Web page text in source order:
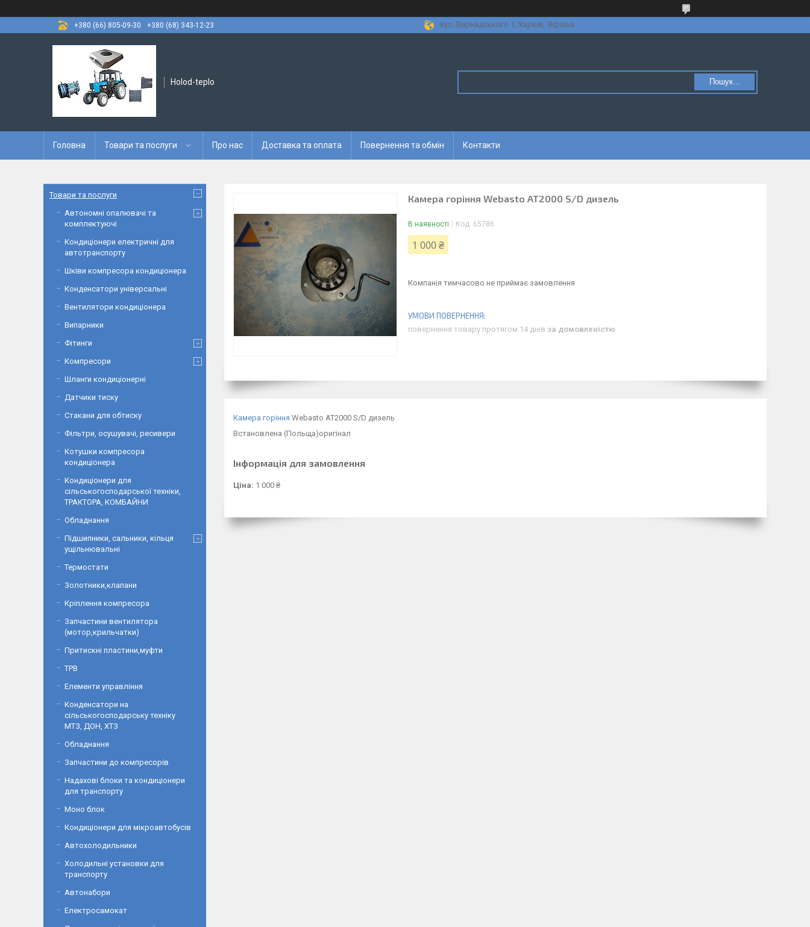
+380 (66) 805-09-30 +380 (68) 343-12-23 вул. Вернадського 1, Харків, Україна
Holod-teplo Пошук...
Головна Товари та послуги Про нас Доставка та оплата Повернення та обмін Контакти
Камера горіння Webasto AT2000 S/D дизель
В наявності Код: 65786
1 000 ₴
Компанія тимчасово не приймає замовлення
повернення товару протягом 14 днів за домовленістю
Камера горіння Webasto AT2000 S/D дизель
Встановлена (Польща)оригінал
Інформація для замовлення
Ціна: 1 000 ₴
Товари та послуги
Автономні опалювачі та
комплектуючі
Кондиціонери електричні для
автотранспорту
Шківи компресора кондиціонера
Конденсатори універсальні
Вентилятори кондиціонера
Випарники
Фітинги
Компресори
Шланги кондиціонерні
Датчики тиску
Стакани для обтиску
Фільтри, осушувачі, ресивери
Котушки компресора
кондиціонера
Кондиціонери для
сільськогосподарської техніки,
ТРАКТОРА, КОМБАЙНИ
Обладнання
Підшипники, сальники, кільця
ущільнювальні
Термостати
Золотники,клапани
Кріплення компресора
Запчастини вентилятора
(мотор,крильчатки)
Притискні пластини,муфти
ТРВ
Елементи управління
Конденсатори на
сільськогосподарську техніку
МТЗ, ДОН, ХТЗ
Обладнання
Запчастини до компресорів
Надахові блоки та кондиціонери
для транспорту
Моно блок
Кондиціонери для мікроавтобусів
Автохолодильники
Холодильні установки для
транспорту
Автонабори
Електросамокат